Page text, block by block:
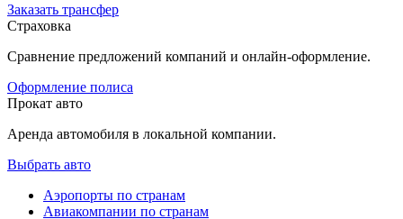
Заказать трансфер
Страховка
Сравнение предложений компаний и онлайн-оформление.
Оформление полиса
Прокат авто
Аренда автомобиля в локальной компании.
Выбрать авто
Аэропорты по странам
Авиакомпании по странам